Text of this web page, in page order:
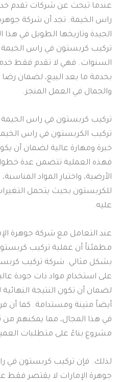
عندما تبحث عن شركات تقدم
راس الخيمة. تجد أن شركة
الجيدة وتاريخها الطويل في
تركيب كربستون في راس الخيمة
السنوات. فهي لا تقدم فقط
بخدمة ما بعد البيع، لضمان رضا
والجمال في العمل المنجز.
تركيب كربستون في راس الخيمة
تركيب الكربستون في راس
خبرة ومهارة عالية لضمان أن
فهذه العملية تتضمن عدة
الأرضية، واختيار المواد
للكربستون بحيث يتحمل
عليه.
عند التعامل مع شركة جوهرة
مطمئناً أن عملية تركيب
بشكل مثالي. شركة تركيب
على استخدام مواد ذات جودة
لضمان أن تكون النتيجة
أيضاً متينة ومستدامة. كما أن
في هذا المجال، مما يمكنهم
مشروع بناءً على متطلبات
لذلك. فإن تركيب كربستون في
جوهرة الإمارات لا يقتصر فقط